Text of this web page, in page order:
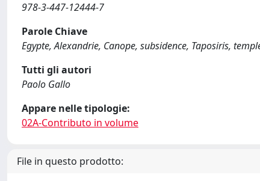
978-3-447-12444-7
Parole Chiave
Egypte, Alexandrie, Canope, subsidence, Taposiris,
Tutti gli autori
Paolo Gallo
Appare nelle tipologie:
02A-Contributo in volume
File in questo prodotto: